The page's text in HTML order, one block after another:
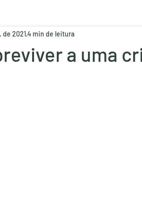
Humano
a uma
de 20214 min de leitura